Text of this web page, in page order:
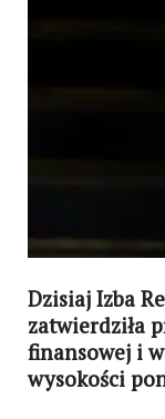
Dzisiaj Izba
zatwierdziła
finansowej i
wysokości